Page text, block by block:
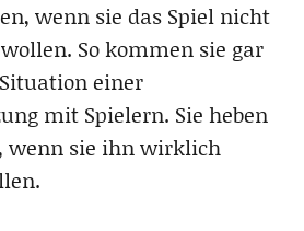
wenn sie das Spiel nicht
So kommen sie gar
einer
mit Spielern. Sie heben
wenn sie ihn wirklich